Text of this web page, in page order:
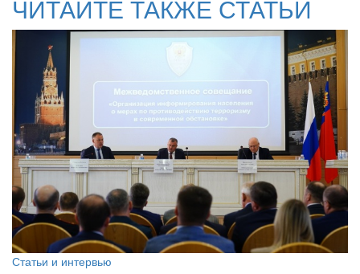
ЧИТАЙТЕ ТАКЖЕ СТАТЬИ
Статьи и интервью